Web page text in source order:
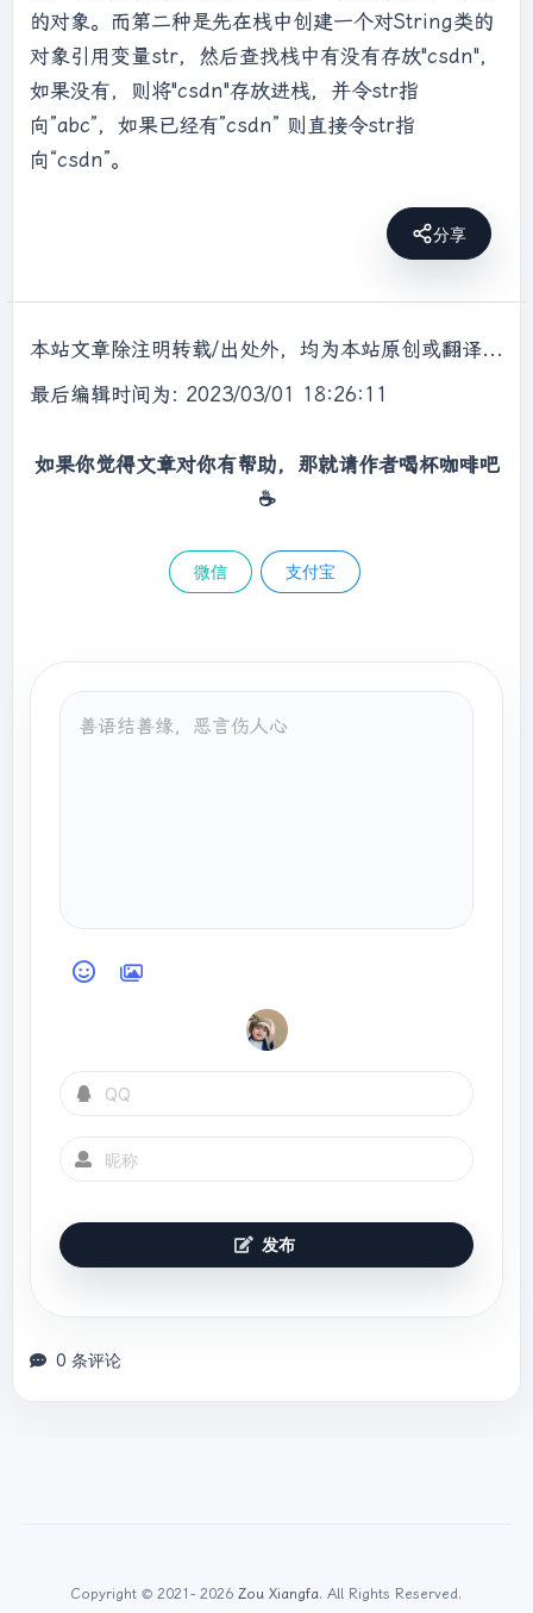
的对象。而第二种是先在栈中创建一个对String类的
对象引用变量str，然后查找栈中有没有存放"csdn"，
如果没有，则将"csdn"存放进栈，并令str指
向”abc”，如果已经有”csdn” 则直接令str指
向“csdn”。
分享
本站文章除注明转载/出处外，均为本站原创或翻译，转载前请务必署名，转载请标明出处。
最后编辑时间为: 2023/03/01 18:26:11
如果你觉得文章对你有帮助，那就请作者喝杯咖啡吧
☕
微信 支付宝
发布
0 条评论
Copyright © 2021- 2026 Zou Xiangfa. All Rights Reserved.